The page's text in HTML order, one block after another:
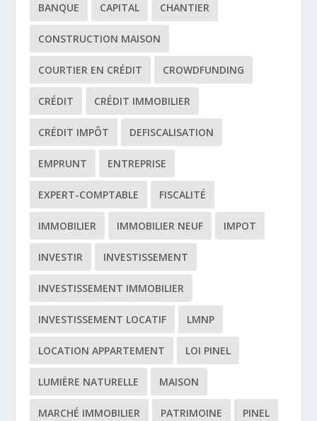
BANQUE CAPITAL CHANTIER
CONSTRUCTION MAISON
COURTIER EN CRÉDIT CROWDFUNDING
CRÉDIT CRÉDIT IMMOBILIER
CRÉDIT IMPÔT DEFISCALISATION
EMPRUNT ENTREPRISE
EXPERT-COMPTABLE FISCALITÉ
IMMOBILIER IMMOBILIER NEUF IMPOT
INVESTIR INVESTISSEMENT
INVESTISSEMENT IMMOBILIER
INVESTISSEMENT LOCATIF LMNP
LOCATION APPARTEMENT LOI PINEL
LUMIÈRE NATURELLE MAISON
MARCHÉ IMMOBILIER PATRIMOINE PINEL